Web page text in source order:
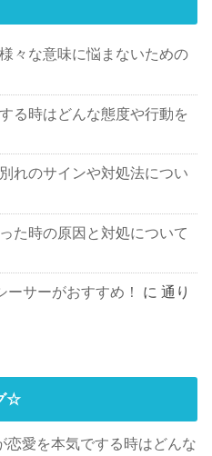
々な意味に悩まないための
る時はどんな態度や行動を
れのサインや対処法につい
た時の原因と対処について
サーがおすすめ！ に通り
☆
恋愛を本気でする時はどんな